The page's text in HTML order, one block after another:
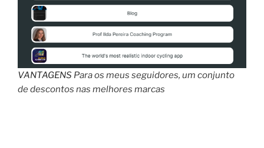
VANTAGENS Para os meus seguidores, um conjunto
de descontos nas melhores marcas